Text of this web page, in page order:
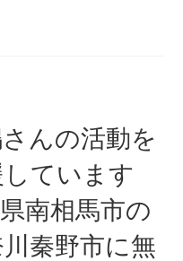
んの活動を
しています
南相馬市の
秦野市に無